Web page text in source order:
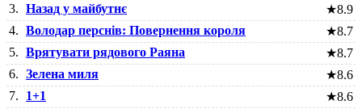
3. Назад у майбутнє ★8.9
4. Володар перснів: Повернення короля ★8.7
5. Врятувати рядового Раяна ★8.7
6. Зелена миля ★8.6
7.
1+1 ★8.6